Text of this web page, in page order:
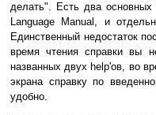
делать". Есть два
Language Manual, и
Единственный недостаток
время чтения справки вы
названных двух help'ов, во
экрана справку по
удобно.